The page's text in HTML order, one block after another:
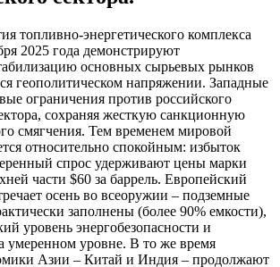
топливно-энергетического комплекса
2025 года демонстрируют
основных сырьевых рынков
геополитическом напряжении. Западные
ограничения против российского
сохраняя жесткую санкционную
смягчения. Тем временем мировой
относительно спокойным: избыток
спрос удерживают цены марки
части $60 за баррель. Европейский
осень во всеоружии – подземные
заполнены (более 90% емкости),
уровень энергобезопасности и
умеренном уровне. В то же время
Азии – Китай и Индия – продолжают